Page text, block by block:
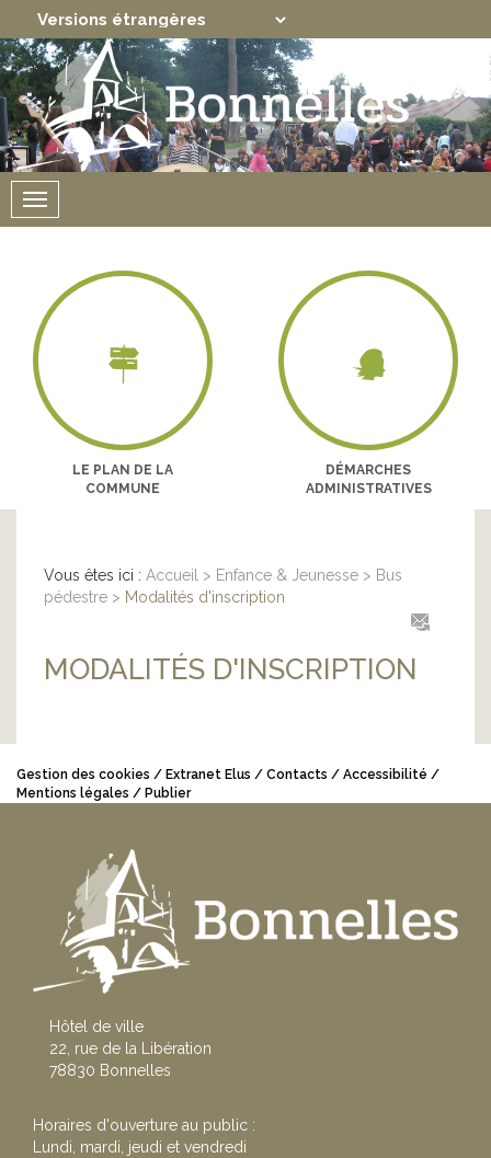
Powered by Translate
Menu
LE PLAN DE LA
COMMUNE
DÉMARCHES
ADMINISTRATIVES
Vous êtes ici : Accueil > Enfance & Jeunesse > Bus
pédestre > Modalités d'inscription
MODALITÉS D'INSCRIPTION
Gestion des cookies Extranet Elus Contacts
Accessibilité
Mentions légales
Publier
Hôtel de ville
22, rue de la Libération
78830 Bonnelles
Horaires d'ouverture au public :
Lundi, mardi, jeudi et vendredi